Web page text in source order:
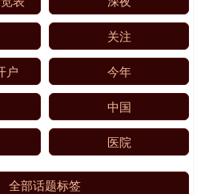
关注
户 今年
中国
医院
全部话题标签